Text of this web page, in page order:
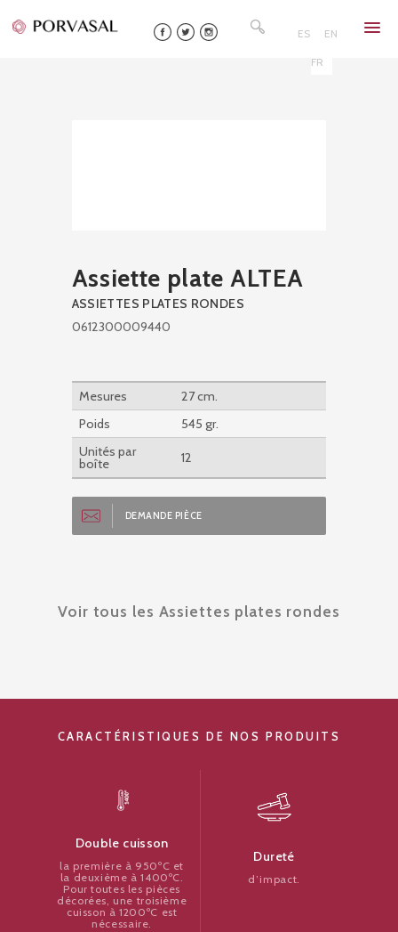
to
ES EN
FR
Assiette plate ALTEA
ASSIETTES PLATES RONDES
0612300009440
Mesures
27 cm.
Poids
545 gr.
Unités par
boîte 12
DEMANDE PIÈCE
Voir tous les Assiettes plates rondes
CARACTÉRISTIQUES DE NOS PRODUITS
Double cuisson
la première à 950ºC et
la deuxième à 1400ºC.
Pour toutes les pièces
décorées, une troisième
cuisson à 1200ºC est
nécessaire.
Dureté
d’impact.